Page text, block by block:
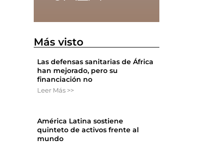
Más visto
Las defensas sanitarias de África
han mejorado, pero su
financiación no
Leer Más >>
América Latina sostiene
quinteto de activos frente al
mundo